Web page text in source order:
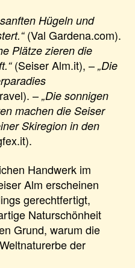
Hügeln und
(Val Gardena.com).
Plätze zieren die
(Seiser Alm.it), – „Die
– „Die sonnigen
machen die Seiser
Skiregion in den
Handwerk im
Alm erscheinen
gerechtfertigt,
Naturschönheit
Grund, warum die
der